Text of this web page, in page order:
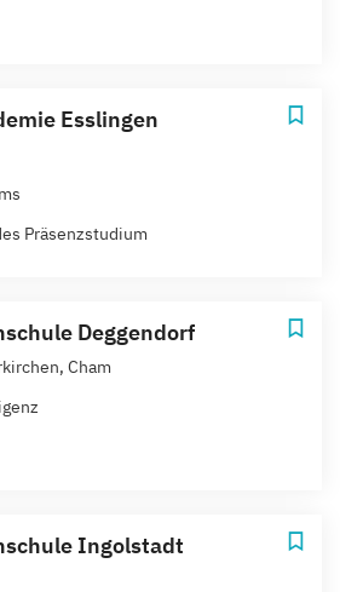
Esslingen
Präsenzstudium
Deggendorf
Cham
Ingolstadt